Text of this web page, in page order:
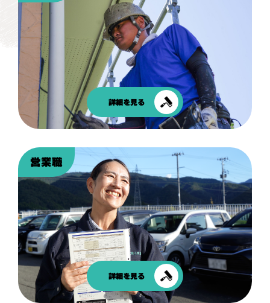
詳細を見る
営業職
詳細を見る